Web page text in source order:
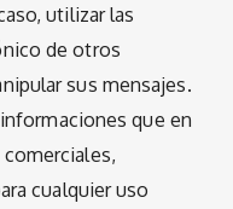
utilizar las
de otros
sus mensajes.
que en
cualquier uso